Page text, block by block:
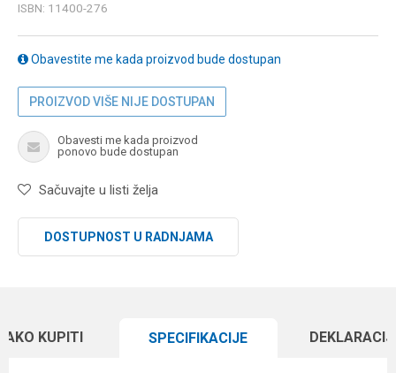
ISBN: 11400-276
Obavestite me kada proizvod bude dostupan
PROIZVOD VIŠE NIJE DOSTUPAN
Obavesti me kada proizvod
ponovo bude dostupan
Sačuvajte u listi želja
DOSTUPNOST U RADNJAMA
KUPITI SPECIFIKACIJЕ